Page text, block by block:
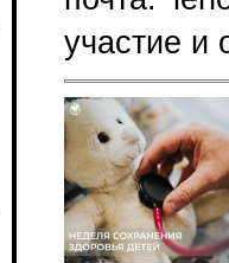
участие и